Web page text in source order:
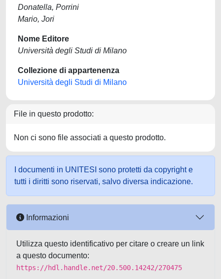
Donatella, Porrini
Mario, Jori
Nome Editore
Università degli Studi di Milano
Collezione di appartenenza
Università degli Studi di Milano
File in questo prodotto:
Non ci sono file associati a questo prodotto.
I documenti in UNITESI sono protetti da copyright e
tutti i diritti sono riservati, salvo diversa indicazione.
Informazioni
Utilizza questo identificativo per citare o creare un link
a questo documento:
https://hdl.handle.net/20.500.14242/270475